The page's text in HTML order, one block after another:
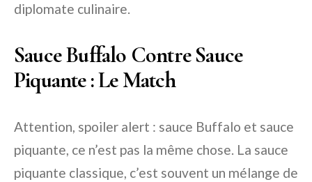
diplomate culinaire.
Sauce Buffalo Contre Sauce
Piquante : Le Match
Attention, spoiler alert : sauce Buffalo et sauce
piquante, ce n’est pas la même chose. La sauce
piquante classique, c’est souvent un mélange de